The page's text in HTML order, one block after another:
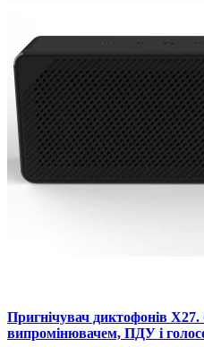
Пригнічувач диктофонів
випромінювачем, ПДУ і